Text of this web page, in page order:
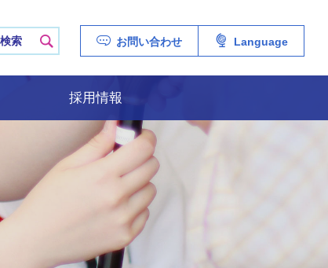
HOSPITAL
お問い合わせ Language
採用情報